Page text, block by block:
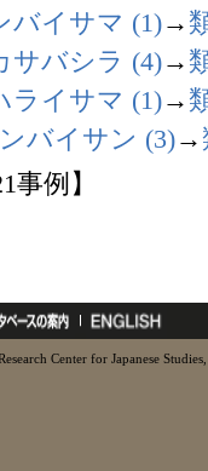
バイサマ (1)→
サバシラ (4)→
ライサマ (1)→
バイサン (3)→
事例】
Center for Japanese